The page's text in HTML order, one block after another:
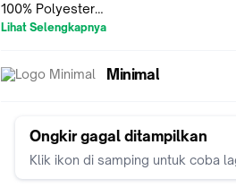
100% Polyester
* SIZE CHART TERTERA PADA BAGIAN
- Warna yang terlihat pada gambar
pengambilan gambar, atau kondisi
melihat gambar.
- Untuk pembelian Online, mohon
perbedaan warna, motif dan size.
Lihat Selengkapnya
Minimal
Ongkir gagal ditampilkan
Klik ikon di samping untuk coba